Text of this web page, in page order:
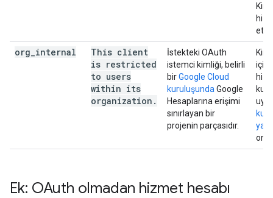
org internal
This client
is restricted
to users
within its
organization .
İstekteki OAuth
istemci kimliği, belirli
birGoogle Cloud
kuruluşunda Google
Hesaplarına erişimi
sınırlayan bir
projenin parçasıdır.
için
Ek: OAuth olmadan hizmet hesabı